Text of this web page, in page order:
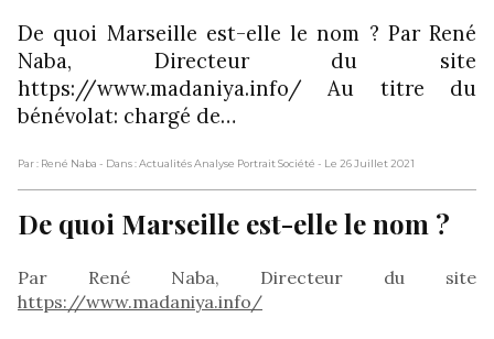
De quoi Marseille est-elle le nom ? Par René
Naba, Directeur du site
https://www.madaniya.info/ Au titre du
bénévolat: chargé de…
Par : René Naba - Dans : Actualités Analyse Portrait Société - Le 26 Juillet 2021
De quoi Marseille est-elle le nom ?
Par René Naba, Directeur du site
https://www.madaniya.info/